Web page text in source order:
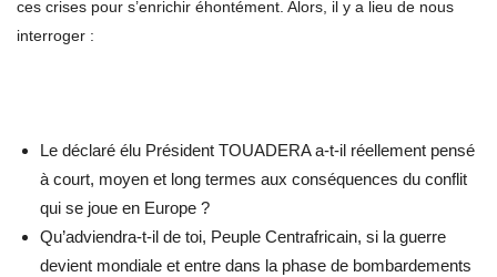
ces crises pour s’enrichir éhontément. Alors, il y a lieu de nous
interroger :
Le déclaré élu Président TOUADERA a-t-il réellement pensé
à court, moyen et long termes aux conséquences du conflit
qui se joue en Europe ?
Qu’adviendra-t-il de toi, Peuple Centrafricain, si la guerre
devient mondiale et entre dans la phase de bombardements